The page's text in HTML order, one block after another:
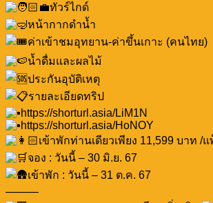
ทัวร์ไกด์
หน้ากากดำน้ำ
ค่าเข้าชมอุทยาน-ค่าขึ้นเกาะ (คนไทย)
น้ำดื่มและผลไม้
ประกันอุบัติเหตุ
รายละเอียดทริป
https://shorturl.asia/LiM1N
https://shorturl.asia/HoNOY
เข้าพักท่านเดียวเพียง 11,599 บาท /แ
จอง : วันนี้ – 30 มิ.ย. 67
เข้าพัก : วันนี้ – 31 ต.ค. 67
———